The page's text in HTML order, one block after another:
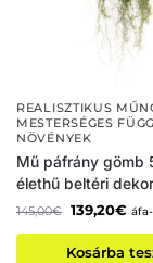
REALISZTIKUS
MESTERSÉGES
NÖVÉNYEK
Mű páfrány gömb
élethű beltéri
145,00€ 139,20€
Kosárba